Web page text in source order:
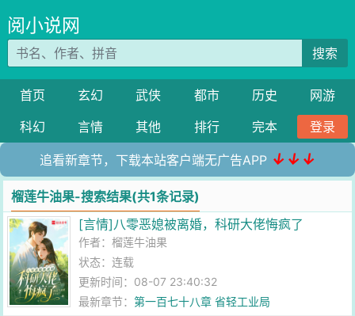
阅小说网
搜索
首页 玄幻 武侠 都市 历史
网游
科幻
言情 其他 排行 完本 登录
追看新章节，下载本站客户端无广告APP ↓↓↓
榴莲牛油果-搜索结果(共1条记录)
[言情]八零恶媳被离婚，科研大佬悔疯了
作者：榴莲牛油果
状态：连载
更新时间：08-07 23:40:32
最新章节：第一百七十八章 省轻工业局